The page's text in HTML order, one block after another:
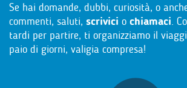
Se hai domande, dubbi, curiosità, o
commenti, saluti, scrivici o chiamaci.
tardi per partire, ti organizziamo il
paio di giorni, valigia compresa!